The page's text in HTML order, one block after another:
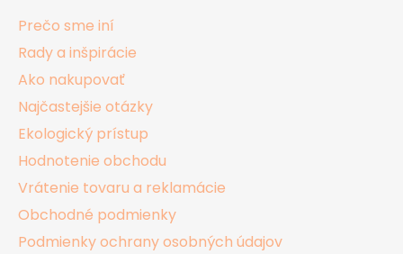
Prečo sme iní
Rady a inšpirácie
Ako nakupovať
Najčastejšie otázky
Ekologický prístup
Hodnotenie obchodu
Vrátenie tovaru a reklamácie
Obchodné podmienky
Podmienky ochrany osobných údajov